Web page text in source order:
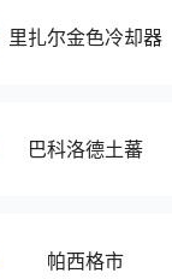
里扎尔金色冷却器
巴科洛德土蕃
帕西格市